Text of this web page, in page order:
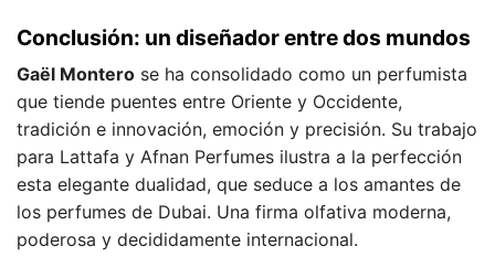
Conclusión: un diseñador entre dos mundos
Gaël Montero se ha consolidado como un perfumista
que tiende puentes entre Oriente y Occidente,
tradición e innovación, emoción y precisión. Su trabajo
para Lattafa y Afnan Perfumes ilustra a la perfección
esta elegante dualidad, que seduce a los amantes de
los perfumes de Dubai. Una firma olfativa moderna,
poderosa y decididamente internacional.